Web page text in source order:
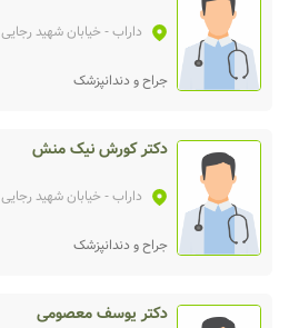
داراب- خیابان شهید رجایی
جراح و دندانپزشک
دکتر کورش نیک منش
داراب- خیابان شهید رجایی
جراح و دندانپزشک
دکتر یوسف معصومی